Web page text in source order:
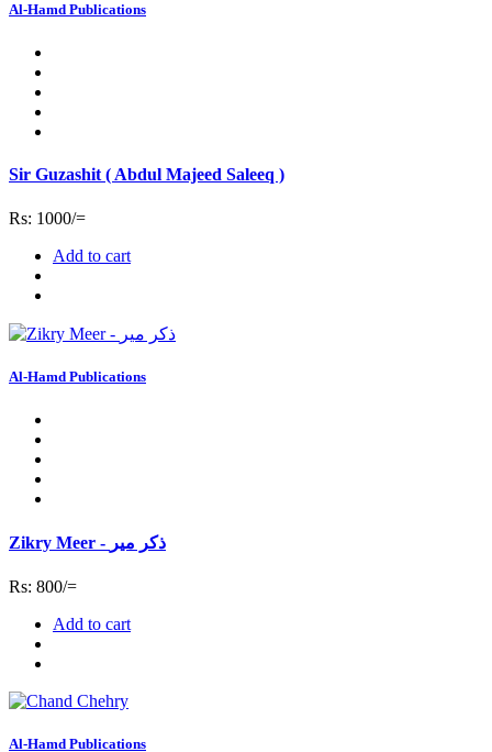
Al-Hamd Publications
Sir Guzashit ( Abdul Majeed Saleeq )
Rs: 1000/=
Add to cart
Al-Hamd Publications
Zikry Meer - ذکر میر
Rs: 800/=
Add to cart
Al-Hamd Publications